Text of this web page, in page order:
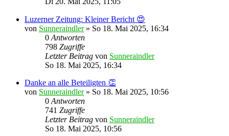
Luzerner Zeitung: Kleiner Bericht 😍
von Sunneraindler» So 18. Mai 2025, 16:34
0 Antworten
798 Zugriffe
Letzter Beitrag von Sunneraindler
So 18. Mai 2025, 16:34
Danke an alle Beteiligten 👏
von Sunneraindler» So 18. Mai 2025, 10:56
0 Antworten
741 Zugriffe
Letzter Beitrag von Sunneraindler
So 18. Mai 2025, 10:56